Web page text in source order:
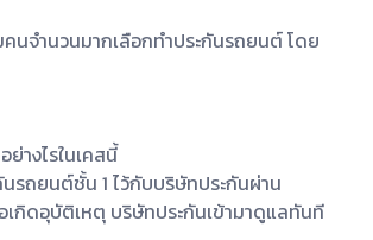
นจำนวนมากเลือกทำประกันรถยนต์ โดย
างไรในเคสนี้
รถยนต์ชั้น 1 ไว้กับบริษัทประกันผ่าน
อเกิดอุบัติเหตุ บริษัทประกันเข้ามาดูแลทันที